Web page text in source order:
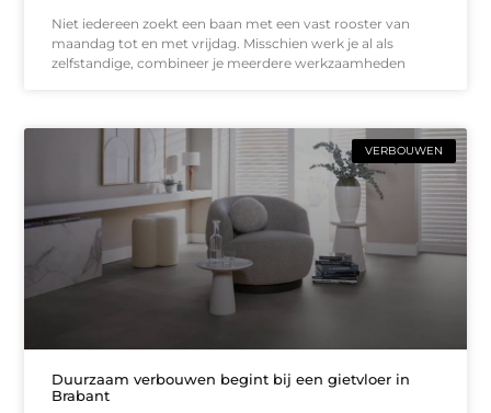
Niet iedereen zoekt een baan met een vast rooster van
maandag tot en met vrijdag. Misschien werk je al als
zelfstandige, combineer je meerdere werkzaamheden
VERBOUWEN
Duurzaam verbouwen begint bij een gietvloer in
Brabant